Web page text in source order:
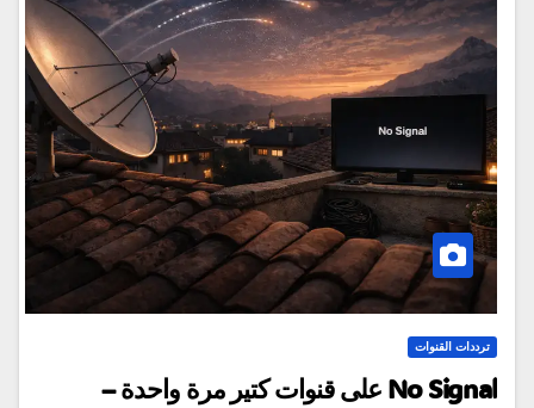
ترددات القنوات
No Signal على قنوات كتير مرة واحدة –